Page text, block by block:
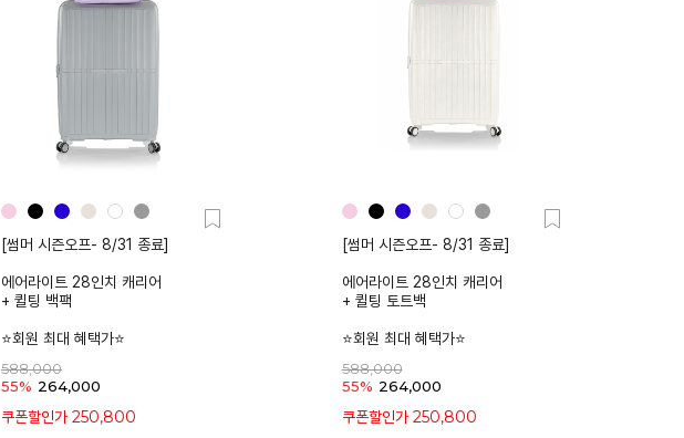
[썸머 시즌오프- 8/31 종료]
에어라이트 28인치 캐리어
+ 퀼팅 백팩
⭐회원 최대 혜택가⭐
588,000
55% 264,000
쿠폰할인가 250,800
[썸머 시즌오프- 8/31 종료]
에어라이트 28인치 캐리어
+ 퀼팅 토트백
⭐회원 최대 혜택가⭐
588,000
55% 264,000
쿠폰할인가 250,800